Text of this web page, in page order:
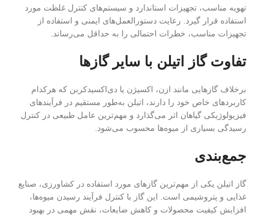
تهویه مناسب، تجهیزات استاندارد و سیستم‌های کنترل غلظت مورد
استفاده قرار گیرد. رعایت دستورالعمل‌های ایمنی و استفاده از
تجهیزات مناسب، خطرات احتمالی را به حداقل می‌رساند.
تفاوت گاز اتیلن با سایر گازها
برخلاف گازهایی مانند ازن، اکسیژن یا دی‌اکسیدکربن که هرکدام
کاربردهای خاص خود را دارند، اتیلن به‌طور مستقیم در فرآیندهای
فیزیولوژیکی گیاهان اثر می‌گذارد و مهم‌ترین عامل طبیعی در کنترل
رسیدگی بسیاری از میوه‌ها محسوب می‌شود.
جمع‌بندی
گاز اتیلن یکی از مهم‌ترین گازهای مورد استفاده در کشاورزی، صنایع
غذایی و پتروشیمی است. این گاز با کنترل فرآیند رسیدن میوه‌ها،
افزایش کیفیت محصولات و کاهش ضایعات، نقش مهمی در بهبود